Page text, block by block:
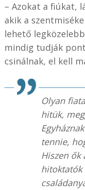
– Azokat a fiúkat,
akik a
lehető
mindig tudják
csinálnak, el kell
Olyan
hitük,
tennie,
Hiszen ők
hitoktatók